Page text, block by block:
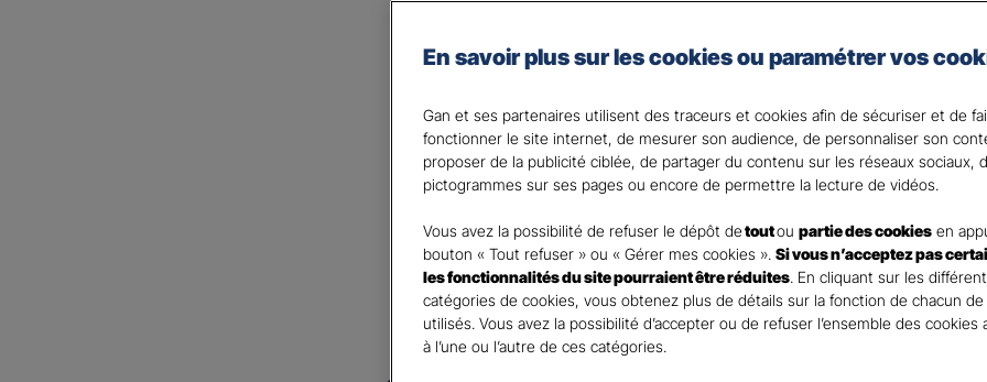
nombreuse, bénéficiez d’une assurance santé adaptée à vos besoins et votre
Et si vous en parliez avec votre Agent général ?
En savoir plus sur les cookies ou paramétrer vos
Gan et ses partenaires utilisent des traceurs et cookies afin de sécuriser et de
fonctionner le site internet, de mesurer son audience, de personnaliser son
proposer de la publicité ciblée, de partager du contenu sur les réseaux sociaux,
pictogrammes sur ses pages ou encore de permettre la lecture de vidéos.
Vous avez la possibilité de refuser le dépôt detoutou partie des cookies en
bouton « Tout refuser » ou « Gérer mes cookies ». Si vous n’acceptez pas
les fonctionnalités du site pourraient être réduites. En cliquant sur les
catégories de cookies, vous obtenez plus de détails sur la fonction de chacun
utilisés. Vous avez la possibilité d’accepter ou de refuser l’ensemble des cookies
à l’une ou l’autre de ces catégories.